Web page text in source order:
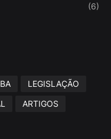
(6)
LEGISLAÇÃO
ARTIGOS